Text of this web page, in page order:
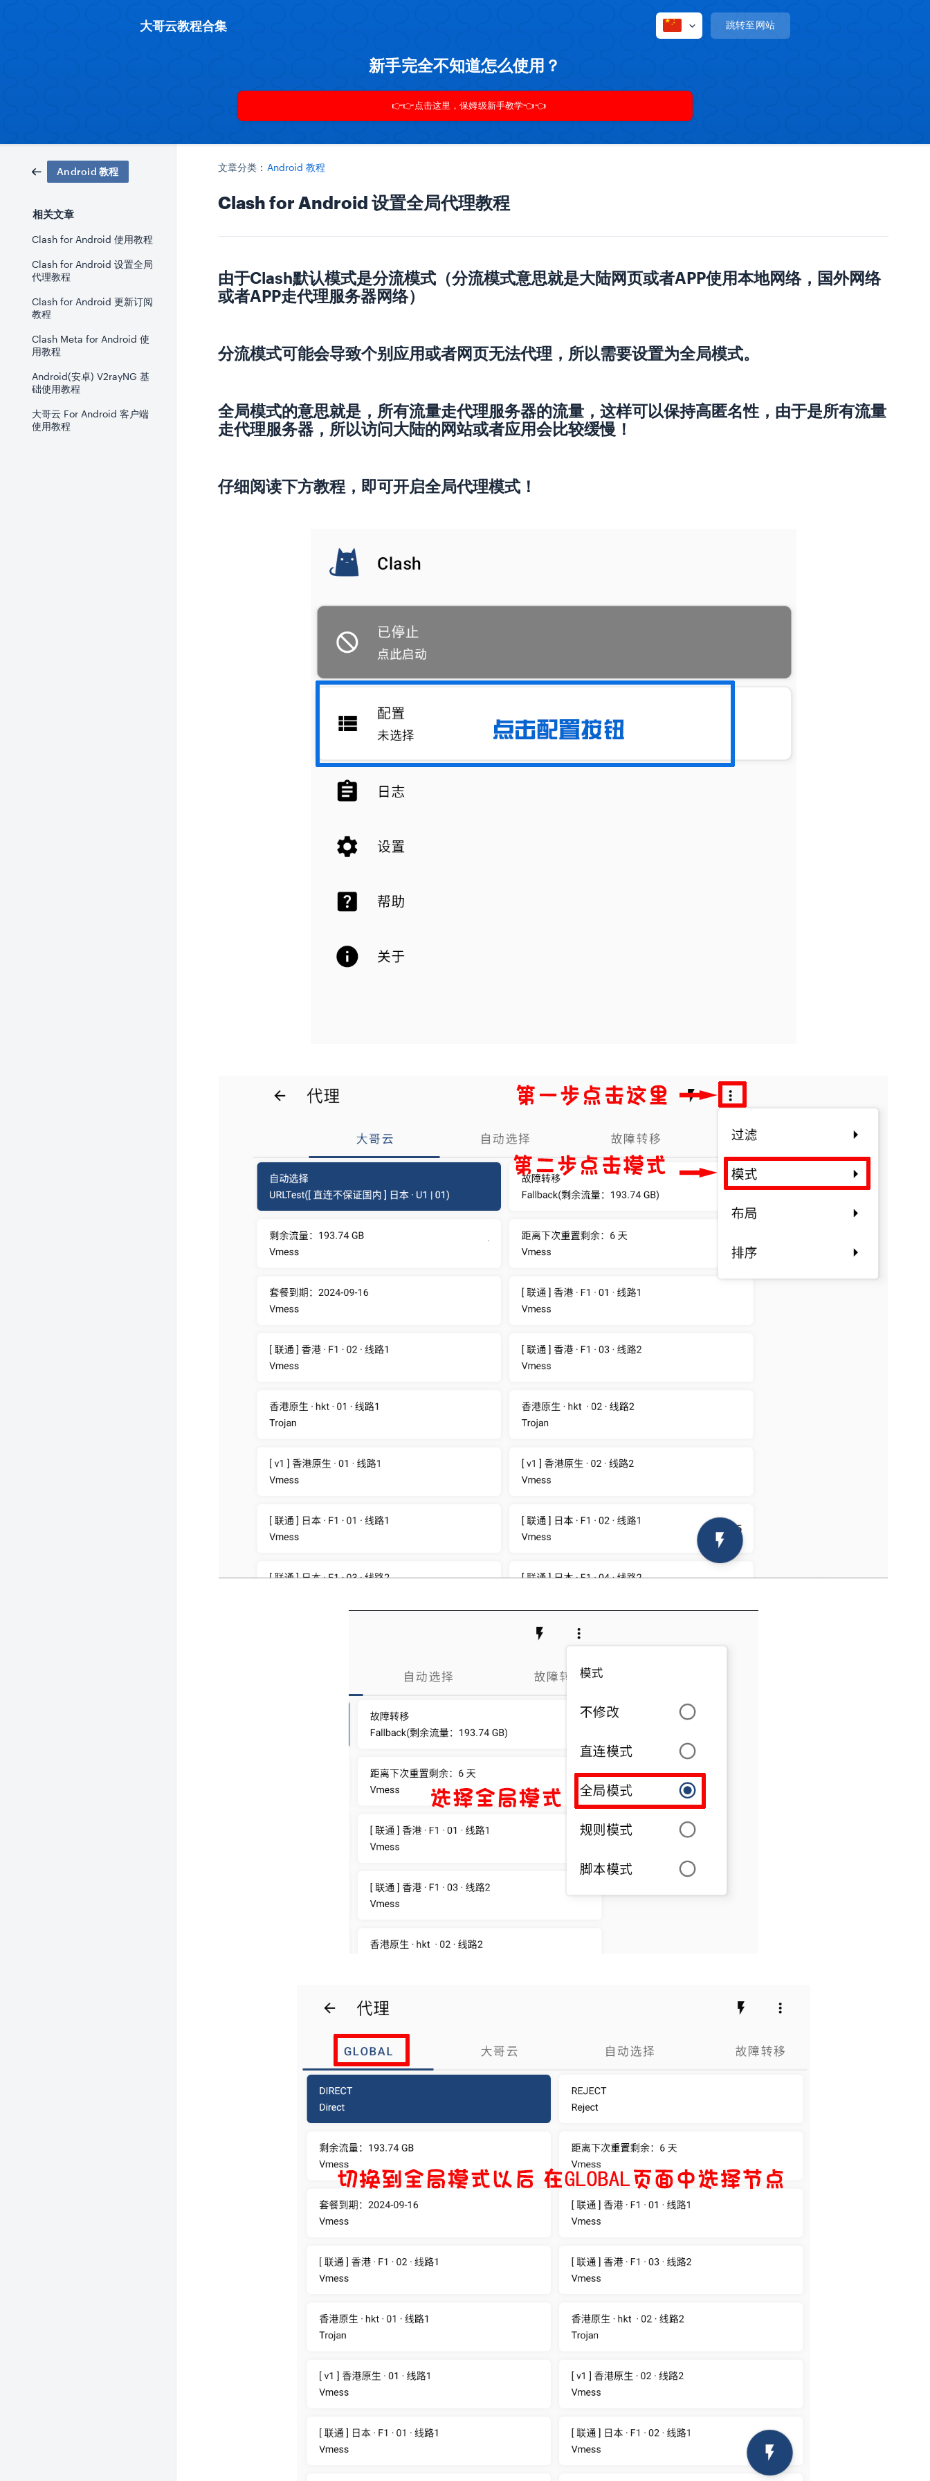
大哥云教程合集 跳转至网站
新手完全不知道怎么使用？
👉👉点击这里，保姆级新手教学👈👈
Android 教程
相关文章
Clash for Android 使用教程
Clash for Android 设置全局
代理教程
Clash for Android 更新订阅
教程
Clash Meta for Android 使
用教程
Android(安卓) V2rayNG 基
础使用教程
大哥云 For Android 客户端
使用教程
文章分类： Android 教程
Clash for Android 设置全局代理教程
由于Clash默认模式是分流模式（分流模式意思就是大陆网页或者APP使用本地网络，国外网络
或者APP走代理服务器网络）
分流模式可能会导致个别应用或者网页无法代理，所以需要设置为全局模式。
全局模式的意思就是，所有流量走代理服务器的流量，这样可以保持高匿名性，由于是所有流量
走代理服务器，所以访问大陆的网站或者应用会比较缓慢！
仔细阅读下方教程，即可开启全局代理模式！